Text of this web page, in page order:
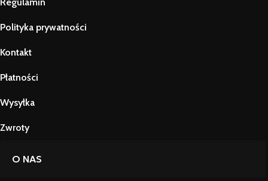
Polityka prywatności
Kontakt
Płatności
Wysyłka
Zwroty
O NAS